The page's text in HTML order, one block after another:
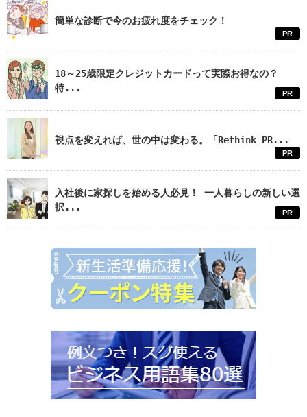
簡単な診断で今のお疲れ度をチェック！
PR
18～25歳限定クレジットカードって実際お得なの？
特...
PR
視点を変えれば、世の中は変わる。「Rethink PR...
PR
入社後に家探しを始める人必見！ 一人暮らしの新しい選
択...
PR